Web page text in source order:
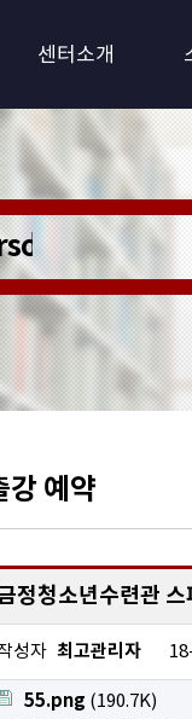
센터소개
강 예약
정청소년수련관
성자 최고관리자
55.png (190.7K)